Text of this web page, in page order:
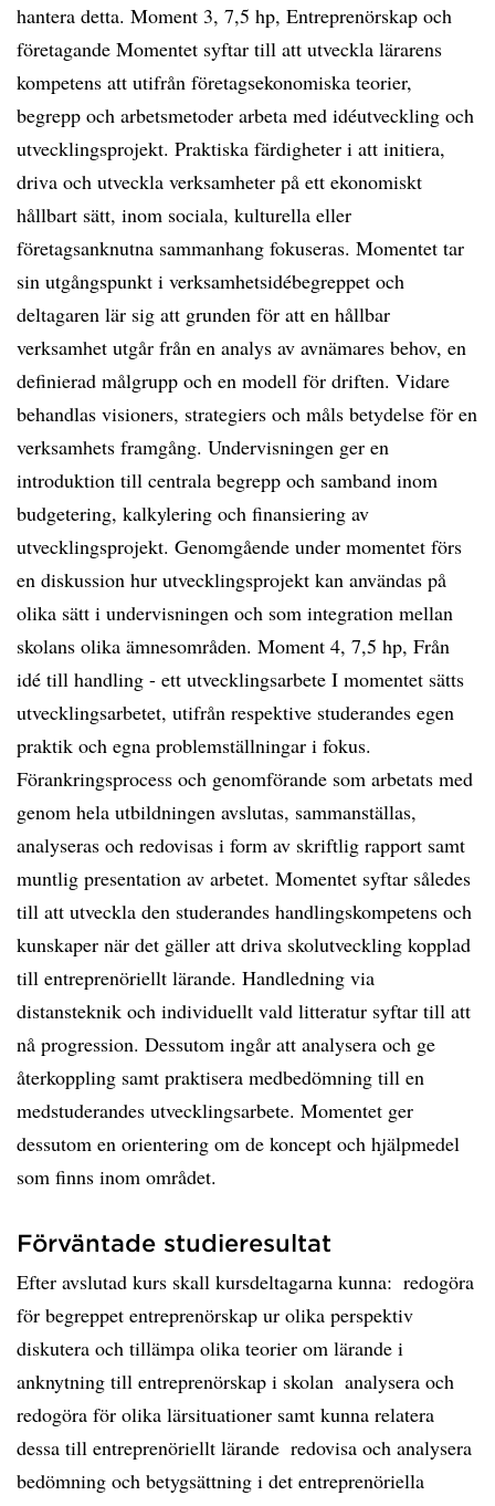
hantera detta. Moment 3, 7,5 hp, Entreprenörskap och
företagande Momentet syftar till att utveckla lärarens
kompetens att utifrån företagsekonomiska teorier,
begrepp och arbetsmetoder arbeta med idéutveckling och
utvecklingsprojekt. Praktiska färdigheter i att initiera,
driva och utveckla verksamheter på ett ekonomiskt
hållbart sätt, inom sociala, kulturella eller
företagsanknutna sammanhang fokuseras. Momentet tar
sin utgångspunkt i verksamhetsidébegreppet och
deltagaren lär sig att grunden för att en hållbar
verksamhet utgår från en analys av avnämares behov, en
definierad målgrupp och en modell för driften. Vidare
behandlas visioners, strategiers och måls betydelse för en
verksamhets framgång. Undervisningen ger en
introduktion till centrala begrepp och samband inom
budgetering, kalkylering och finansiering av
utvecklingsprojekt. Genomgående under momentet förs
en diskussion hur utvecklingsprojekt kan användas på
olika sätt i undervisningen och som integration mellan
skolans olika ämnesområden. Moment 4, 7,5 hp, Från
idé till handling - ett utvecklingsarbete I momentet sätts
utvecklingsarbetet, utifrån respektive studerandes egen
praktik och egna problemställningar i fokus.
Förankringsprocess och genomförande som arbetats med
genom hela utbildningen avslutas, sammanställas,
analyseras och redovisas i form av skriftlig rapport samt
muntlig presentation av arbetet. Momentet syftar således
till att utveckla den studerandes handlingskompetens och
kunskaper när det gäller att driva skolutveckling kopplad
till entreprenöriellt lärande. Handledning via
distansteknik och individuellt vald litteratur syftar till att
nå progression. Dessutom ingår att analysera och ge
återkoppling samt praktisera medbedömning till en
medstuderandes utvecklingsarbete. Momentet ger
dessutom en orientering om de koncept och hjälpmedel
som finns inom området.
Förväntade studieresultat
Efter avslutad kurs skall kursdeltagarna kunna:  redogöra
för begreppet entreprenörskap ur olika perspektiv 
diskutera och tillämpa olika teorier om lärande i
anknytning till entreprenörskap i skolan  analysera och
redogöra för olika lärsituationer samt kunna relatera
dessa till entreprenöriellt lärande  redovisa och analysera
bedömning och betygsättning i det entreprenöriella